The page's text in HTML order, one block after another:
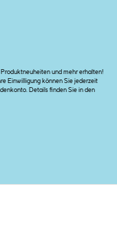
und mehr erhalten!
Einwilligung können Sie jederzeit
Details finden Sie in den